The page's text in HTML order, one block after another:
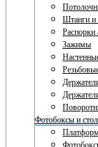
Штанги и
Распорки
Зажимы
Фотобоксы и